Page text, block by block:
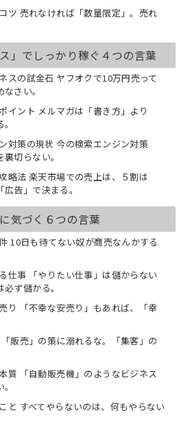
ツ 売れなければ「数量限定」。売れ
」でしっかり稼ぐ４つの言葉
スの試金石 ヤフオクで10万円売って
さい。
イント メルマガは「書き方」より
対策の現状 今の検索エンジン対策
切らない。
略法 楽天市場での売上は、５割は
告」で決まる。
気づく６つの言葉
10日も待てない奴が商売なんかする
仕事 「やりたい仕事」は儲からない
ず儲かる。
り 「不幸な安売り」もあれば、「幸
販売」の策に溺れるな。「集客」の
質 「自動販売機」のようなビジネス
と すべてやらないのは、何もやらない